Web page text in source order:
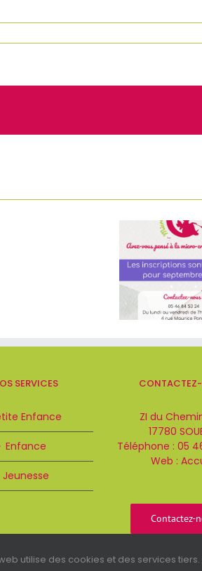
SERVICES
Enfance
Enfance
Jeunesse
ZI du
17780
Téléphone : 05
Web :
Contactez-
utilise des cookies et des services tiers.